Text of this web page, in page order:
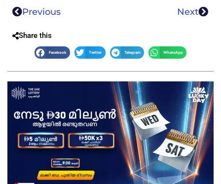
Previous Next
Share this
Facebook Twitter Telegram WhatsApp